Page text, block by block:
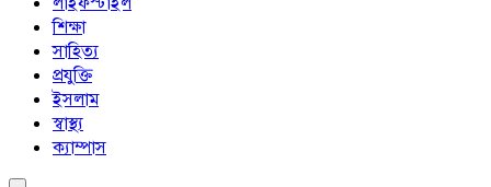
শিক্ষা
সাহিত্য
প্রযুক্তি
ইসলাম
স্বাস্থ্য
ক্যাম্পাস